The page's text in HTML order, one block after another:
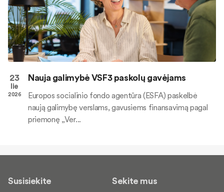
23
lie
2026
Nauja galimybė VSF3 paskolų gavėjams
Europos socialinio fondo agentūra (ESFA) paskelbė
naują galimybę verslams, gavusiems finansavimą pagal
priemonę „Ver...
Susisiekite Sekite mus